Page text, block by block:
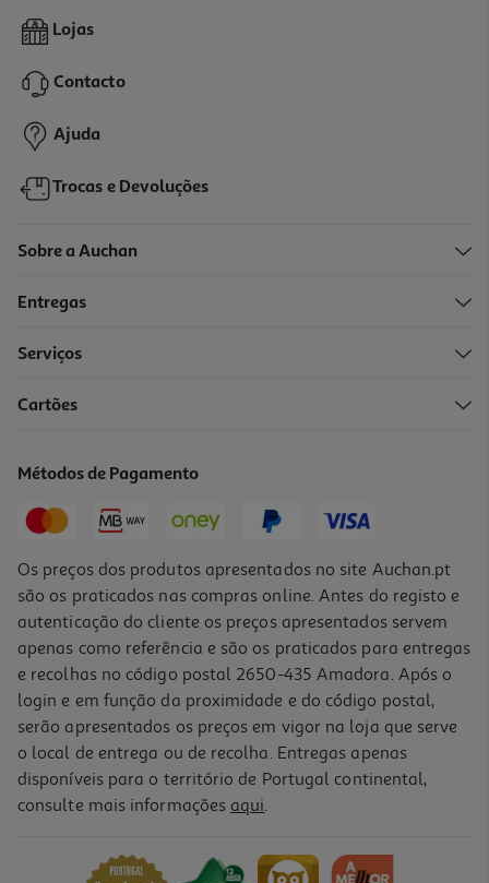
Conjunto D2 Lençóis Cama Ajustáveis Interbaby Branco/cinzento
60x120cm
9,99 €
Lojas
Contacto
Ajuda
Trocas e Devoluções
Sobre a Auchan
Entregas
Serviços
Cartões
Métodos de Pagamento
Os preços dos produtos apresentados no site Auchan.pt
são os praticados nas compras online. Antes do registo e
autenticação do cliente os preços apresentados servem
apenas como referência e são os praticados para entregas
e recolhas no código postal 2650-435 Amadora. Após o
login e em função da proximidade e do código postal,
serão apresentados os preços em vigor na loja que serve
o local de entrega ou de recolha. Entregas apenas
disponíveis para o território de Portugal continental,
consulte mais informações aqui.